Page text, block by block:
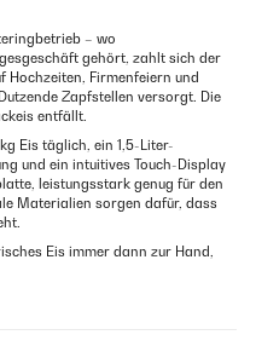
– wo
gehört, zahlt sich der
Firmenfeiern und
Zapfstellen versorgt. Die
entfällt.
kg Eis täglich, ein 1,5-Liter-
und ein intuitives Touch-Display
leistungsstark genug für den
Materialien sorgen dafür, dass
Eis immer dann zur Hand,